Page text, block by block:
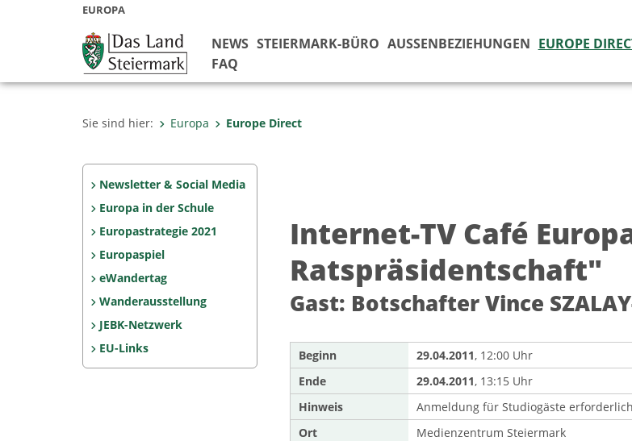
EUROPA
NEWS STEIERMARK-BÜRO AUSSENBEZIEHUNGEN EUROPE
FAQ
Sie sind hier: Europa Europe Direct
Newsletter & Social Media
Europa in der Schule
Europastrategie 2021
Europaspiel
eWandertag
Wanderausstellung
JEBK-Netzwerk
EU-Links
Internet-TV Café
Ratspräsidentschaft"
Gast: Botschafter Vince
Beginn 29.04.2011, 12:00 Uhr
Ende
29.04.2011, 13:15 Uhr
Hinweis
Anmeldung für Studiogäste erforderlich
Ort
Medienzentrum Steiermark